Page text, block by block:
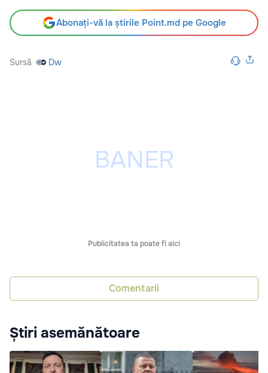
Abonați-vă la știrile Point.md pe Google
Sursă Dw
Publicitatea ta poate fi aici
Comentarii
Știri asemănătoare